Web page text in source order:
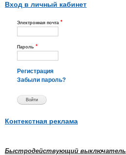
Вход в личный кабинет
Электронная почта *
Пароль *
Регистрация
Забыли пароль?
Контекстная реклама
Быстродействующий выключатель